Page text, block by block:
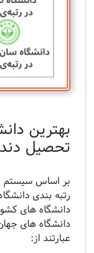
بهترین
تحصیل
رتبه بندی
دانشگاه های
عبارتند از: